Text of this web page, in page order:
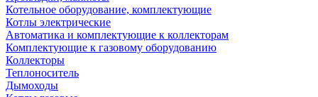
Котельное оборудование, комплектующие
Котлы электрические
Автоматика и комплектующие к коллекторам
Комплектующие к газовому оборудованию
Коллекторы
Теплоноситель
Дымоходы